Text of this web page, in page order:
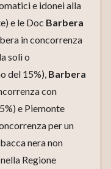
e idonei alla
e le Doc Barbera
in concorrenza
soli o
del 15%), Barbera
con
e Piemonte
per un
nera non
Regione